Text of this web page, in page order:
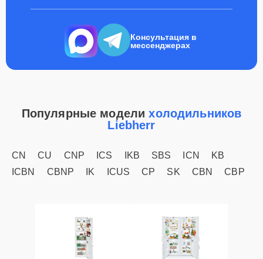
Консультация в
мессенджерах
Популярные моделихолодильников
Liebherr
CN CU CNP ICS IKB SBS ICN
KB
ICBN
CBNP IK ICUS CP SK CBN CBP